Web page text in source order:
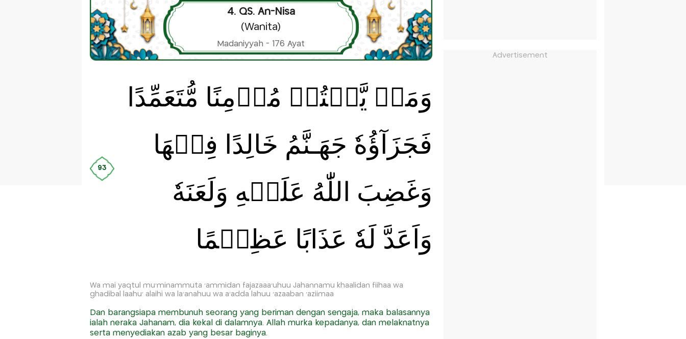
4. QS. An-Nisa
(Wanita)
Madaniyyah - 176 Ayat
93
وَمَنۡ يَّقۡتُلۡ مُؤۡمِنًا مُّتَعَمِّدًا
فَجَزَآؤُهٗ جَهَـنَّمُ خَالِدًا فِيۡهَا
وَغَضِبَ اللّٰهُ عَلَيۡهِ وَلَعَنَهٗ
وَاَعَدَّ لَهٗ عَذَابًا عَظِيۡمًا
Wa mai yaqtul mu'minammuta 'ammidan fajazaaa'uhuu Jahannamu khaalidan fiihaa wa
ghadibal laahu' alaihi wa la'anahuu wa a'adda lahuu 'azaaban 'aziimaa
Dan barangsiapa membunuh seorang yang beriman dengan sengaja, maka balasannya
ialah neraka Jahanam, dia kekal di dalamnya. Allah murka kepadanya, dan melaknatnya
serta menyediakan azab yang besar baginya.
Advertisement